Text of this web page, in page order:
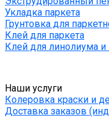
Укладка паркета
Грунтовка для
Клей для паркета
Клей для линолиума и
Наши услуги
Колеровка краски и
Доставка заказов